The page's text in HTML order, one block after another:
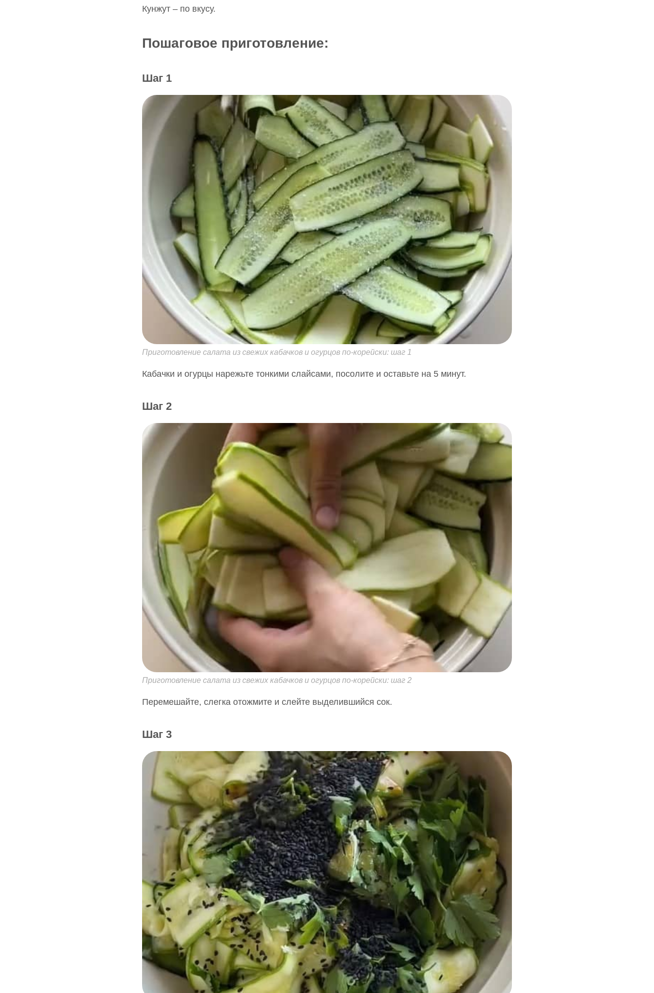
Кунжут – по вкусу.
Пошаговое приготовление:
Шаг 1
Приготовление салата из свежих кабачков и огурцов по-корейски: шаг 1
Кабачки и огурцы нарежьте тонкими слайсами, посолите и оставьте на 5 минут.
Шаг 2
Приготовление салата из свежих кабачков и огурцов по-корейски: шаг 2
Перемешайте, слегка отожмите и слейте выделившийся сок.
Шаг 3